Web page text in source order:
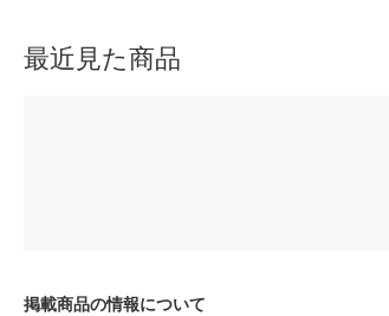
最近見た商品
掲載商品の情報について